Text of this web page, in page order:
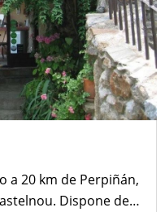
a 20 km de Perpiñán,
Dispone de